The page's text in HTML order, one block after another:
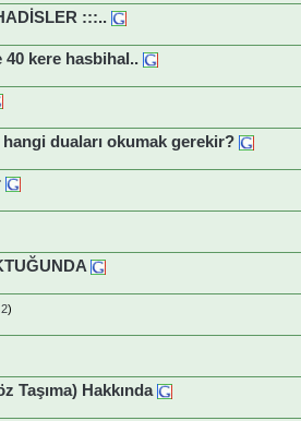
:::..
kere hasbihal..
hangi duaları okumak gerekir?
2)
Taşıma) Hakkında